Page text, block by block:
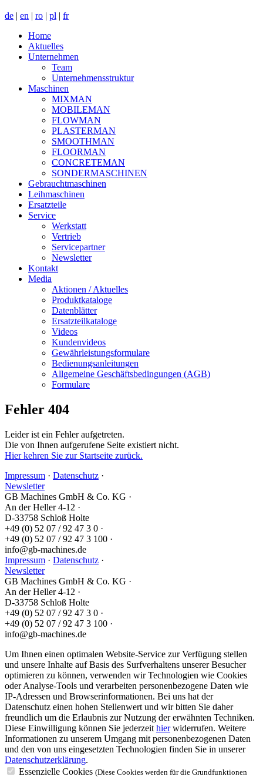
de | en | ro | pl | fr
Home
Aktuelles
Unternehmen
Team
Unternehmensstruktur
Maschinen
MIXMAN
MOBILEMAN
FLOWMAN
PLASTERMAN
SMOOTHMAN
FLOORMAN
CONCRETEMAN
SONDERMASCHINEN
Gebrauchtmaschinen
Leihmaschinen
Ersatzteile
Service
Werkstatt
Vertrieb
Servicepartner
Newsletter
Kontakt
Media
Aktionen / Aktuelles
Produktkataloge
Datenblätter
Ersatzteilkataloge
Videos
Kundenvideos
Gewährleistungsformulare
Bedienungsanleitungen
Allgemeine Geschäftsbedingungen (AGB)
Formulare
Fehler 404
Leider ist ein Fehler aufgetreten.
Die von Ihnen aufgerufene Seite existiert nicht.
Hier kehren Sie zur Startseite zurück.
Impressum · Datenschutz ·
Newsletter
GB Machines GmbH & Co. KG ·
An der Heller 4-12 ·
D-33758 Schloß Holte
+49 (0) 52 07 / 92 47 3 0 ·
+49 (0) 52 07 / 92 47 3 100 ·
info@gb-machines.de
Impressum · Datenschutz ·
Newsletter
GB Machines GmbH & Co. KG ·
An der Heller 4-12 ·
D-33758 Schloß Holte
+49 (0) 52 07 / 92 47 3 0 ·
+49 (0) 52 07 / 92 47 3 100 ·
info@gb-machines.de
Um Ihnen einen optimalen Website-Service zur Verfügung stellen
und unsere Inhalte auf Basis des Surfverhaltens unserer Besucher
optimieren zu können, verwenden wir Technologien wie Cookies
oder Analyse-Tools und verarbeiten personenbezogene Daten wie
IP-Adressen und Browserinformationen. Bei uns hat der
Datenschutz einen hohen Stellenwert und wir bitten Sie daher
freundlich um die Erlaubnis zur Nutzung der erwähnten Techniken.
Diese Einwilligung können Sie jederzeit hierwiderrufen. Weitere
Informationen zu unserem Umgang mit personenbezogenen Daten
und den von uns eingesetzten Technologien finden Sie in unserer
Datenschutzerklärung.
Essenzielle Cookies (Diese Cookies werden für die Grundfunktionen